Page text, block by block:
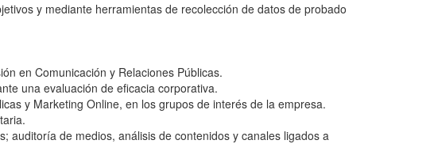
y mediante herramientas de recolección de datos de probado
en Comunicación y Relaciones Públicas.
una evaluación de eficacia corporativa.
y Marketing Online, en los grupos de interés de la empresa.
auditoría de medios, análisis de contenidos y canales ligados a